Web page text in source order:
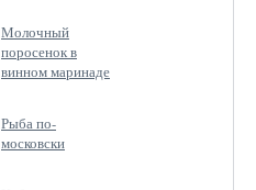
Молочный
поросенок в
винном маринаде
Рыба по-
московски